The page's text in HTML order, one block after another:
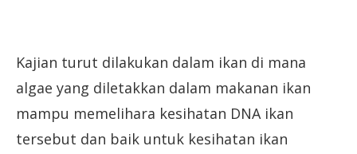
Kajian turut dilakukan dalam ikan di mana
algae yang diletakkan dalam makanan ikan
mampu memelihara kesihatan DNA ikan
tersebut dan baik untuk kesihatan ikan